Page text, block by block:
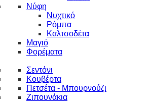
Νύφη
Νυχτικό
Ρόμπα
Καλτσοδέτα
Μαγιό
Φορέματα
Σεντόνι
Κουβέρτα
Πετσέτα - Μπουρνούζι
Ζιπουνάκια